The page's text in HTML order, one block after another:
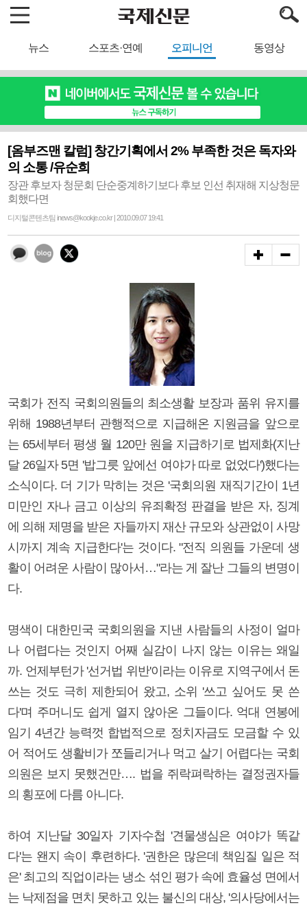
뉴스 스포츠·연예 오피니언 동영상
[옴부즈맨 칼럼] 창간기획에서 2% 부족한 것은 독자와
의 소통 /유순희
장관 후보자 청문회 단순중계하기보다 후보 인선 취재해 지상청문
회했다면
디지털콘텐츠팀 inews@kookje.co.kr | 2010.09.07 19:41
국회가 전직 국회의원들의 최소생활 보장과 품위 유지를
위해 1988년부터 관행적으로 지급해온 지원금을 앞으로
는 65세부터 평생 월 120만 원을 지급하기로 법제화(지난
달 26일자 5면 '밥그릇 앞에선 여야가 따로 없었다')했다는
소식이다. 더 기가 막히는 것은 '국회의원 재직기간이 1년
미만인 자나 금고 이상의 유죄확정 판결을 받은 자, 징계
에 의해 제명을 받은 자들까지 재산 규모와 상관없이 사망
시까지 계속 지급한다'는 것이다. "전직 의원들 가운데 생
활이 어려운 사람이 많아서…"라는 게 잘난 그들의 변명이
다.
명색이 대한민국 국회의원을 지낸 사람들의 사정이 얼마
나 어렵다는 것인지 어째 실감이 나지 않는 이유는 왜일
까. 언제부턴가 '선거법 위반'이라는 이유로 지역구에서 돈
쓰는 것도 극히 제한되어 왔고, 소위 '쓰고 싶어도 못 쓴
다'며 주머니도 쉽게 열지 않아온 그들이다. 억대 연봉에
임기 4년간 능력껏 합법적으로 정치자금도 모금할 수 있
어 적어도 생활비가 쪼들리거나 먹고 살기 어렵다는 국회
의원은 보지 못했건만…. 법을 쥐락펴락하는 결정권자들
의 횡포에 다름 아니다.
하여 지난달 30일자 기자수첩 '견물생심은 여야가 똑같
다'는 왠지 속이 후련하다. '권한은 많은데 책임질 일은 적
은' 최고의 직업이라는 냉소 섞인 평가 속에 효율성 면에서
는 낙제점을 면치 못하고 있는 불신의 대상, '의사당에서는